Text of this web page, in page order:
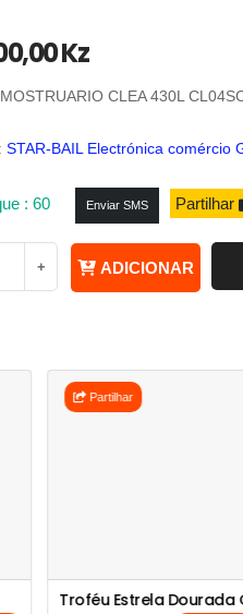
Kz
CLEA 430L
STAR-BAIL Electrónica comércio
: 60 Enviar SMS Partilhar
+ ADICIONAR
Partilhar